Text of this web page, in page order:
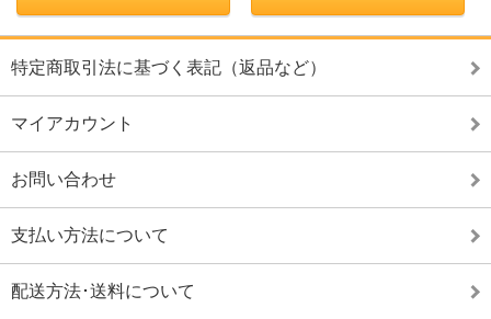
特定商取引法に基づく表記（返品など）
マイアカウント
お問い合わせ
支払い方法について
配送方法･送料について